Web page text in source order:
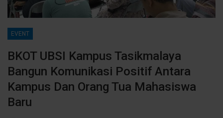
EVENT
BKOT UBSI Kampus Tasikmalaya
Bangun Komunikasi Positif Antara
Kampus Dan Orang Tua Mahasiswa
Baru